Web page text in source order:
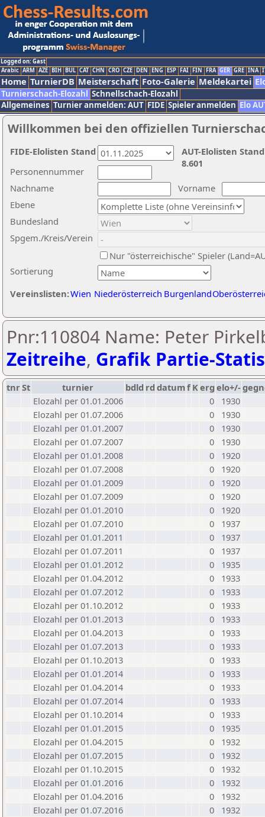
Logged on: Gast
Arabic ARM AZE BIH BUL CAT CHN CRO CZE DEN ENG ESP FAI FIN FRA GER GRE INA
Home TurnierDB Meisterschaft Foto-Galerie Meldekartei
Turnierschach-Elozahl Schnellschach-Elozahl
Allgemeines Turnier anmelden: AUT FIDE Spieler anmelden Elo
Willkommen bei den offiziellen
Nachname
Vorname
Ebene
Sortierung
Personennummer
Bundesland
Spgem./Kreis/Verein
Nur "österreichische" Spieler
Vereinslisten:Wien Niederösterreich Burgenland
AUT-Elolisten
8.601
FIDE-Elolisten Stand
Pnr:110804 Name: Peter
Zeitreihe, Grafik Partie-
tnrSt turnier bdld rd datumf Kerg elo+/-
Elozahl per 01.01.2006
0
1930
Elozahl per 01.07.2006
0
1930
Elozahl per 01.01.2007
0
1930
Elozahl per 01.07.2007
0
1930
Elozahl per 01.01.2008
0
1920
Elozahl per 01.07.2008
0
1920
Elozahl per 01.01.2009
0
1920
Elozahl per 01.07.2009
0
1920
Elozahl per 01.01.2010
0
1920
Elozahl per 01.07.2010
0
1937
Elozahl per 01.01.2011
0
1937
Elozahl per 01.07.2011
0
1937
Elozahl per 01.01.2012
0
1935
Elozahl per 01.04.2012
0
1933
Elozahl per 01.07.2012
0
1933
Elozahl per 01.10.2012
0
1933
Elozahl per 01.01.2013
0
1933
Elozahl per 01.04.2013
0
1933
Elozahl per 01.07.2013
0
1933
Elozahl per 01.10.2013
0
1933
Elozahl per 01.01.2014
0
1933
Elozahl per 01.04.2014
0
1933
Elozahl per 01.07.2014
0
1933
Elozahl per 01.10.2014
0
1933
Elozahl per 01.01.2015
0
1935
Elozahl per 01.04.2015
0
1932
Elozahl per 01.07.2015
0
1932
Elozahl per 01.10.2015
0
1932
Elozahl per 01.01.2016
0
1932
Elozahl per 01.04.2016
0
1932
Elozahl per 01.07.2016
0
1932